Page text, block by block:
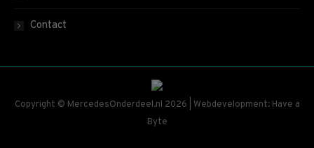
Contact
Copyright © MercedesOnderdeel.nl 2026 | Webdevelopment: Have a
Byte